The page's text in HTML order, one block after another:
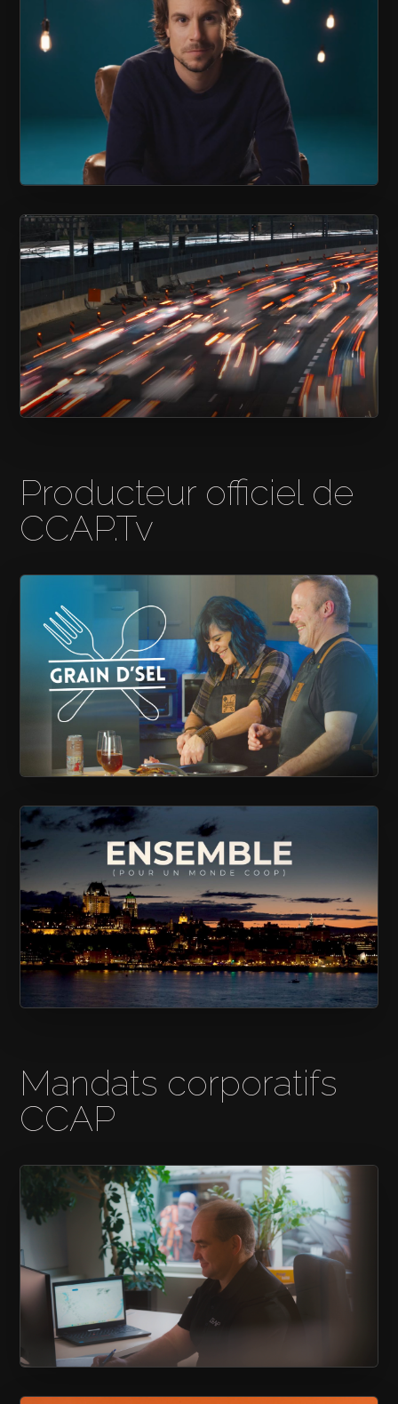
ASSOCIATION QUÉBÉCOISE DE
PRÉVENTION DU SUICIDE
Producteur officiel de
CCAP.Tv
GRAIN D’SEL
Mandats corporatifs
CCAP
VIDÉO CORPORATIVE